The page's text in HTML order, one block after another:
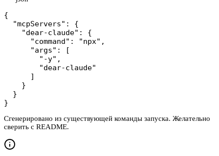
{
  "mcpServers": {
    "dear-claude": {
      "command": "npx",
      "args": [
        "-y",
        "dear-claude"
      ]
    }
  }
}
Сгенерировано из существующей команды запуска. Желательно
сверить с README.